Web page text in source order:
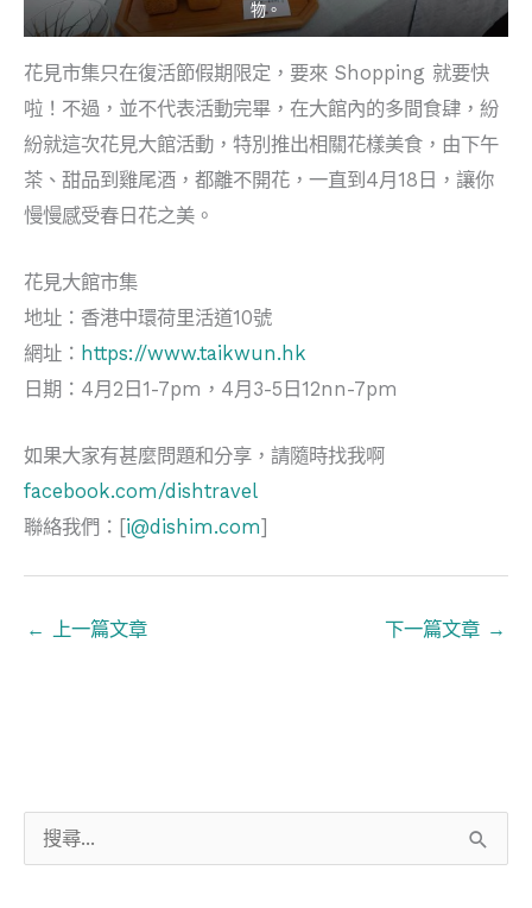
物。
花見市集只在復活節假期限定，要來 Shopping 就要快
啦！不過，並不代表活動完畢，在大館內的多間食肆，紛
紛就這次花見大館活動，特別推出相關花樣美食，由下午
茶、甜品到雞尾酒，都離不開花，一直到4月18日，讓你
慢慢感受春日花之美。
花見大館市集
地址：香港中環荷里活道10號
網址： https://www.taikwun.hk
日期：4月2日1-7pm，4月3-5日12nn-7pm
如果大家有甚麼問題和分享，請隨時找我啊
facebook.com/dishtravel
聯絡我們：[i@dishim.com]
← 上一篇文章 下一篇文章 →